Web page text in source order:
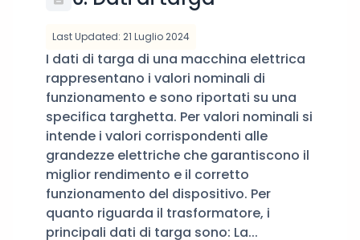
Last Updated: 21 Luglio 2024
I dati di targa di una macchina elettrica
rappresentano i valori nominali di
funzionamento e sono riportati su una
specifica targhetta. Per valori nominali si
intende i valori corrispondenti alle
grandezze elettriche che garantiscono il
miglior rendimento e il corretto
funzionamento del dispositivo. Per
quanto riguarda il trasformatore, i
principali dati di targa sono: La...